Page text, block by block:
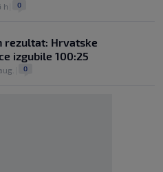
h 0
rezultat: Hrvatske
izgubile 100:25
0